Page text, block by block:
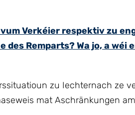
Verkéier respektiv zu
Remparts? Wa jo, a wéi
zu Iechternach ze
mat Aschränkungen